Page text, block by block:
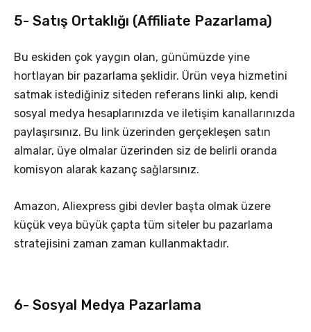
5- Satış Ortaklığı (Affiliate Pazarlama)
Bu eskiden çok yaygın olan, günümüzde yine
hortlayan bir pazarlama şeklidir. Ürün veya hizmetini
satmak istediğiniz siteden referans linki alıp, kendi
sosyal medya hesaplarınızda ve iletişim kanallarınızda
paylaşırsınız. Bu link üzerinden gerçekleşen satın
almalar, üye olmalar üzerinden siz de belirli oranda
komisyon alarak kazanç sağlarsınız.
Amazon, Aliexpress gibi devler başta olmak üzere
küçük veya büyük çapta tüm siteler bu pazarlama
stratejisini zaman zaman kullanmaktadır.
6- Sosyal Medya Pazarlama